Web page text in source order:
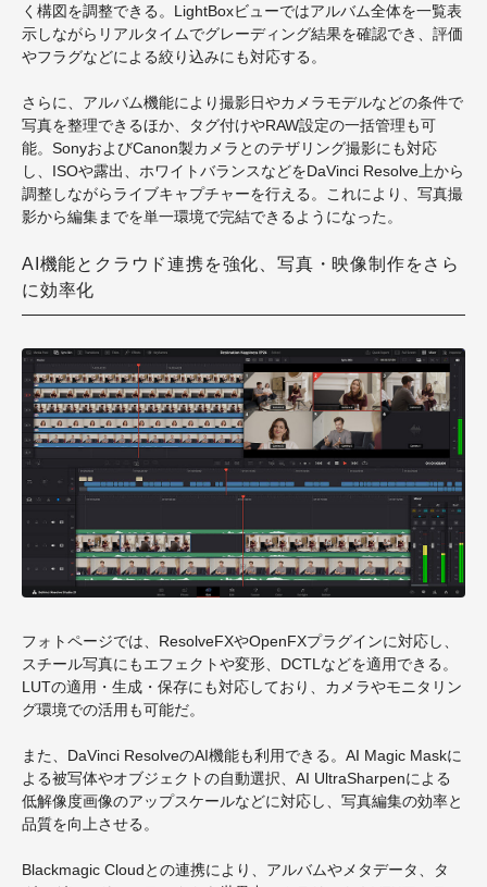
く構図を調整できる。LightBoxビューではアルバム全体を一覧表
示しながらリアルタイムでグレーディング結果を確認でき、評価
やフラグなどによる絞り込みにも対応する。
さらに、アルバム機能により撮影日やカメラモデルなどの条件で
写真を整理できるほか、タグ付けやRAW設定の一括管理も可
能。SonyおよびCanon製カメラとのテザリング撮影にも対応
し、ISOや露出、ホワイトバランスなどをDaVinci Resolve上から
調整しながらライブキャプチャーを行える。これにより、写真撮
影から編集までを単一環境で完結できるようになった。
AI機能とクラウド連携を強化、写真・映像制作をさら
に効率化
フォトページでは、ResolveFXやOpenFXプラグインに対応し、
スチール写真にもエフェクトや変形、DCTLなどを適用できる。
LUTの適用・生成・保存にも対応しており、カメラやモニタリン
グ環境での活用も可能だ。
また、DaVinci ResolveのAI機能も利用できる。AI Magic Maskに
よる被写体やオブジェクトの自動選択、AI UltraSharpenによる
低解像度画像のアップスケールなどに対応し、写真編集の効率と
品質を向上させる。
Blackmagic Cloudとの連携により、アルバムやメタデータ、タ